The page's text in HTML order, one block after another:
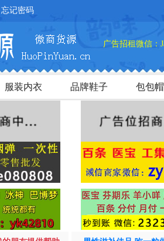
忘记密码 欢迎
广告招租微信：
服装内衣 品牌鞋子 包包